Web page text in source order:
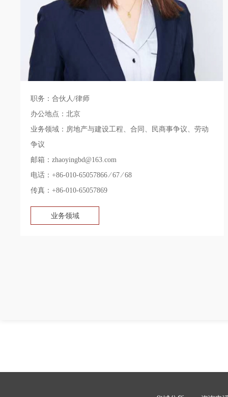
职务：合伙人/律师
办公地点：北京
业务领域：房地产与建设工程、合同、民商事争议、劳动
争议
邮箱：zhaoyingbd@163.com
电话：+86-010-65057866 ∕ 67 ∕ 68
传真：+86-010-65057869
业务领域